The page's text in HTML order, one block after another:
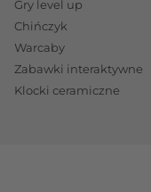
Gry level up
Chińczyk
Warcaby
Zabawki interaktywne
Klocki ceramiczne